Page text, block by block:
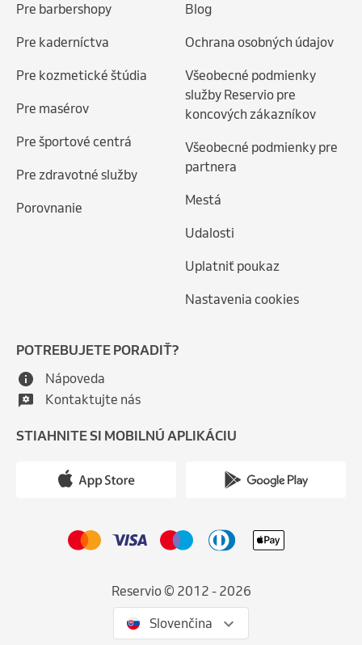
Pre barbershopy
Pre kaderníctva
Pre kozmetické štúdia
Pre masérov
Pre športové centrá
Pre zdravotné služby
Porovnanie
Blog
Ochrana osobných údajov
Všeobecné podmienky
služby Reservio pre
koncových zákazníkov
Všeobecné podmienky pre
partnera
Mestá
Udalosti
Uplatniť poukaz
Nastavenia cookies
POTREBUJETE PORADIŤ?
Nápoveda
Kontaktujte nás
STIAHNITE SI MOBILNÚ APLIKÁCIU
Reservio © 2012 - 2026
Slovenčina